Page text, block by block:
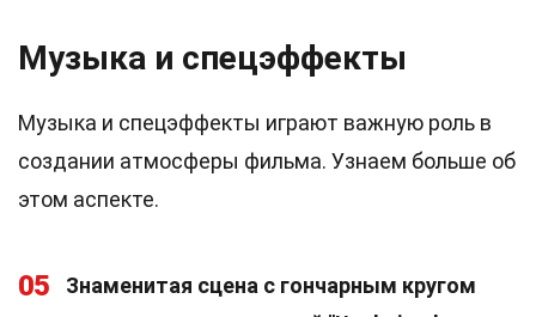
Музыка и спецэффекты
Музыка и спецэффекты играют важную роль в
создании атмосферы фильма. Узнаем больше об
этом аспекте.
05
Знаменитая сцена с гончарным кругом